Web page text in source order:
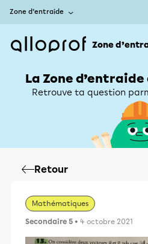
Zone d’entraide
Zone
La Zone
Retrouve ta question
Retour
Mathématiques
Secondaire 5 • 4 octobre 2021